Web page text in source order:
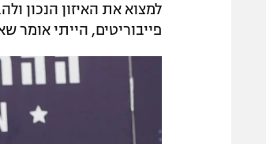
למצוא את האיזון הנכון
פייבוריטים, הייתי אומר שאנחנו 50-50. אנחנו צריכים להתמודד עם הלחץ